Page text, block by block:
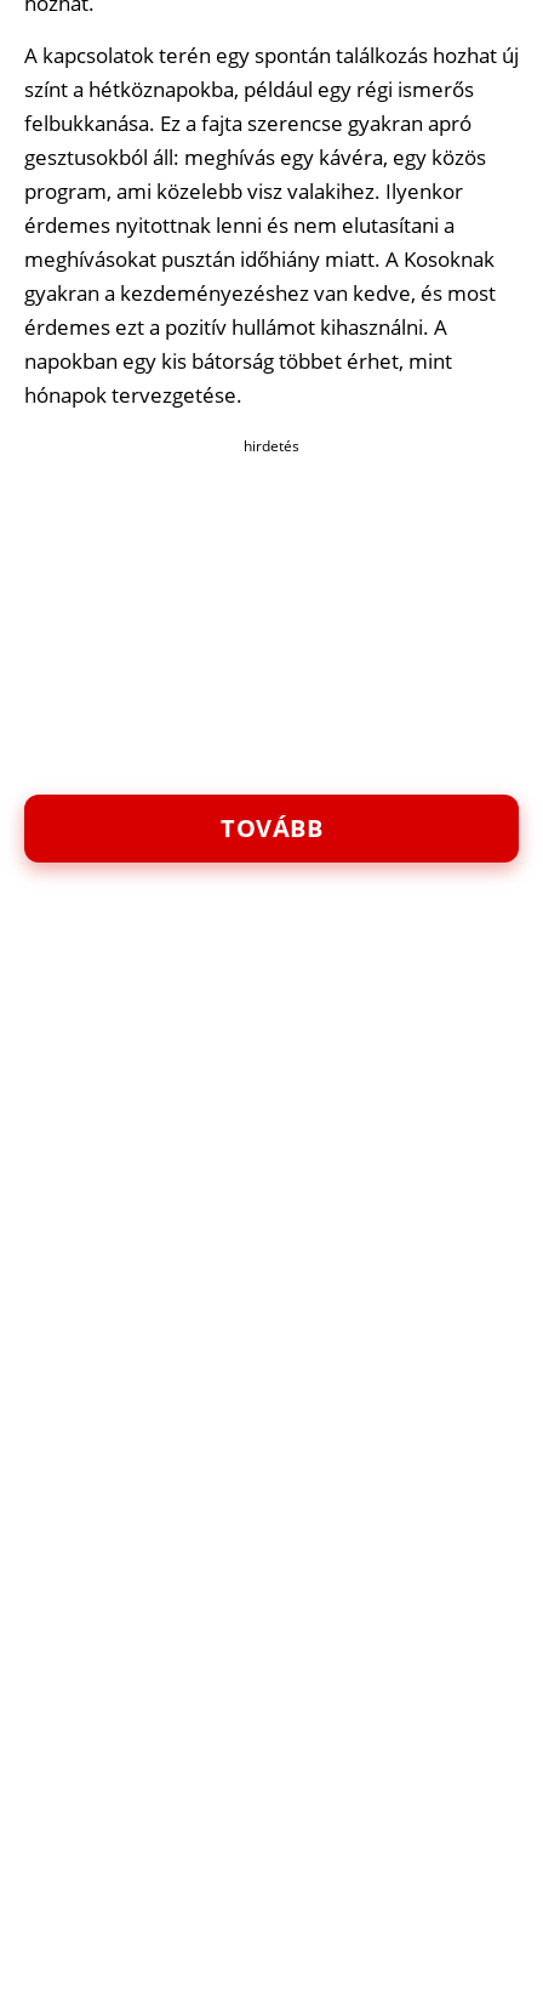
A kapcsolatok terén egy spontán találkozás hozhat új
színt a hétköznapokba, például egy régi ismerős
felbukkanása. Ez a fajta szerencse gyakran apró
gesztusokból áll: meghívás egy kávéra, egy közös
program, ami közelebb visz valakihez. Ilyenkor
érdemes nyitottnak lenni és nem elutasítani a
meghívásokat pusztán időhiány miatt. A Kosoknak
gyakran a kezdeményezéshez van kedve, és most
érdemes ezt a pozitív hullámot kihasználni. A
napokban egy kis bátorság többet érhet, mint
hónapok tervezgetése.
hirdetés
TOVÁBB